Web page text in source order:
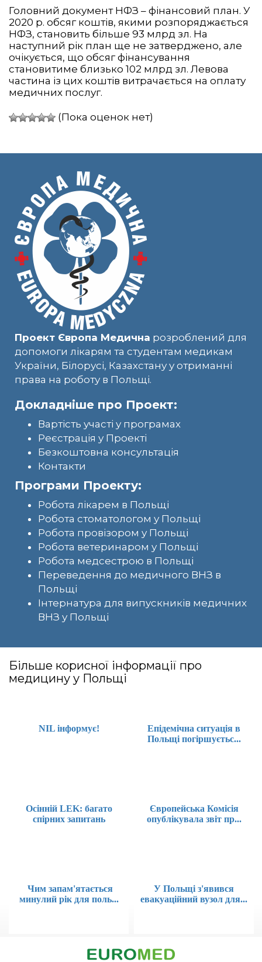
Головний документ НФЗ – фінансовий план. У
2020 р. обсяг коштів, якими розпоряджається
НФЗ, становить більше 93 млрд зл. На
наступний рік план ще не затверджено, але
очікується, що обсяг фінансування
становитиме близько 102 млрд зл. Левова
частина із цих коштів витрачається на оплату
медичних послуг.
(Пока оценок нет)
Проект Європа Медична розроблений для
допомоги лікарям та студентам медикам
України, Білорусі, Казахстану у отриманні
права на роботу в Польщі.
Докладніше про Проект:
Вартість участі у програмах
Реєстрація у Проекті
Безкоштовна консультація
Контакти
Програми Проекту:
Робота лікарем в Польщі
Робота стоматологом у Польщі
Робота провізором у Польщі
Робота ветеринаром у Польщі
Робота медсестрою в Польщі
Переведення до медичного ВНЗ в
Польщі
Інтернатура для випускників медичних
ВНЗ у Польщі
Більше корисної інформації про
медицину у Польщі
NIL інформує!
Епідемічна ситуація в
Польщі погіршуєтьс...
Осінній LEK: багато
спірних запитань
Європейська Комісія
опублікувала звіт пр...
Чим запам'ятається
минулий рік для поль...
У Польщі з'явився
евакуаційний вузол для...